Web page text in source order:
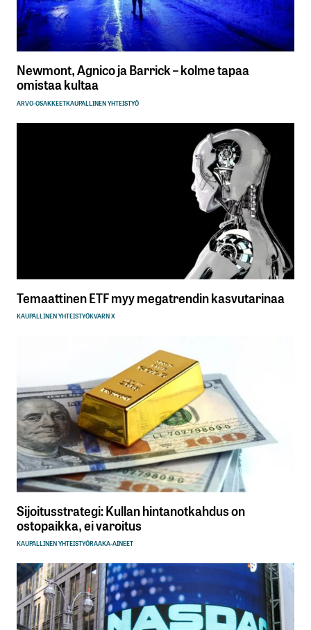
Newmont, Agnico ja Barrick – kolme tapaa
omistaa kultaa
ARVO-OSAKKEETKAUPALLINEN YHTEISTYÖ
Temaattinen ETF myy megatrendin kasvutarinaa
KAUPALLINEN YHTEISTYÖKVARN X
Sijoitusstrategi: Kullan hintanotkahdus on
ostopaikka, ei varoitus
KAUPALLINEN YHTEISTYÖRAAKA-AINEET